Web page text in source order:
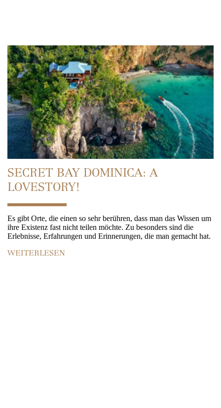
SECRET BAY DOMINICA: A
LOVESTORY!
Es gibt Orte, die einen so sehr berühren, dass man das Wissen um
ihre Existenz fast nicht teilen möchte. Zu besonders sind die
Erlebnisse, Erfahrungen und Erinnerungen, die man gemacht hat.
WEITERLESEN